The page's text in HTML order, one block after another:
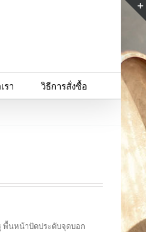
รา วิธีการสั่งซื้อ
พื้นหน้าปัดประดับจุดบอก